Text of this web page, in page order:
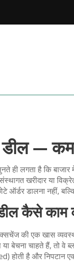
डील —
ही लगता है कि
खरीदार या
ऑर्डर डालना नहीं,
कैसे काम
की एक खास
या बेचना चाहते हैं, तो वे
होती है और निपटान